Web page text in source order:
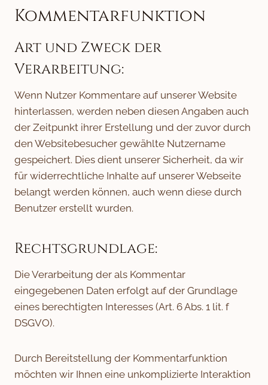
Kommentarfunktion
Art und Zweck der
Verarbeitung:
Wenn Nutzer Kommentare auf unserer Website
hinterlassen, werden neben diesen Angaben auch
der Zeitpunkt ihrer Erstellung und der zuvor durch
den Websitebesucher gewählte Nutzername
gespeichert. Dies dient unserer Sicherheit, da wir
für widerrechtliche Inhalte auf unserer Webseite
belangt werden können, auch wenn diese durch
Benutzer erstellt wurden.
Rechtsgrundlage:
Die Verarbeitung der als Kommentar
eingegebenen Daten erfolgt auf der Grundlage
eines berechtigten Interesses (Art. 6 Abs. 1 lit. f
DSGVO).
Durch Bereitstellung der Kommentarfunktion
möchten wir Ihnen eine unkomplizierte Interaktion